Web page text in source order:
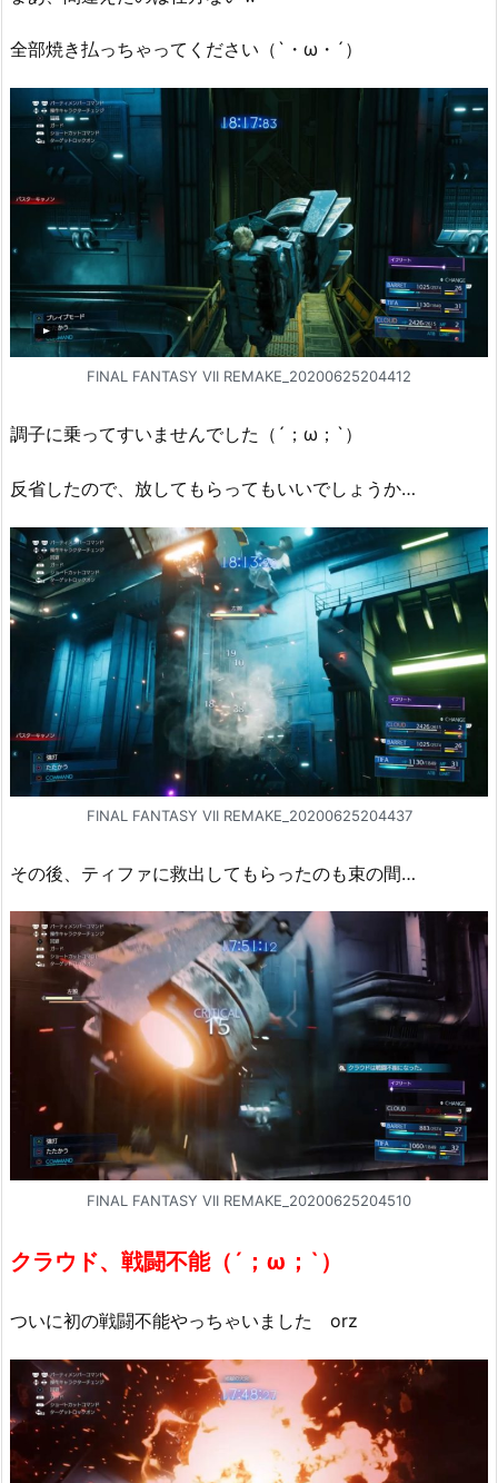
全部焼き払っちゃってください（`・ω・´）
FINAL FANTASY VII REMAKE_20200625204412
調子に乗ってすいませんでした（´；ω；`）
反省したので、放してもらってもいいでしょうか…
FINAL FANTASY VII REMAKE_20200625204437
その後、ティファに救出してもらったのも束の間…
FINAL FANTASY VII REMAKE_20200625204510
クラウド、戦闘不能（´；ω；`）
ついに初の戦闘不能やっちゃいました orz